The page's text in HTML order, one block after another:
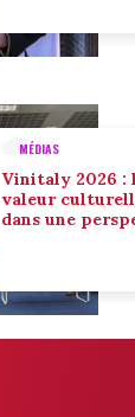
MÉDIAS
Vinitaly 2026 :
valeur
dans une